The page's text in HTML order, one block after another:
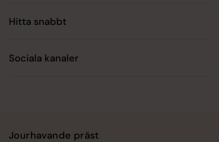
Hitta snabbt
Sociala kanaler
Jourhavande präst